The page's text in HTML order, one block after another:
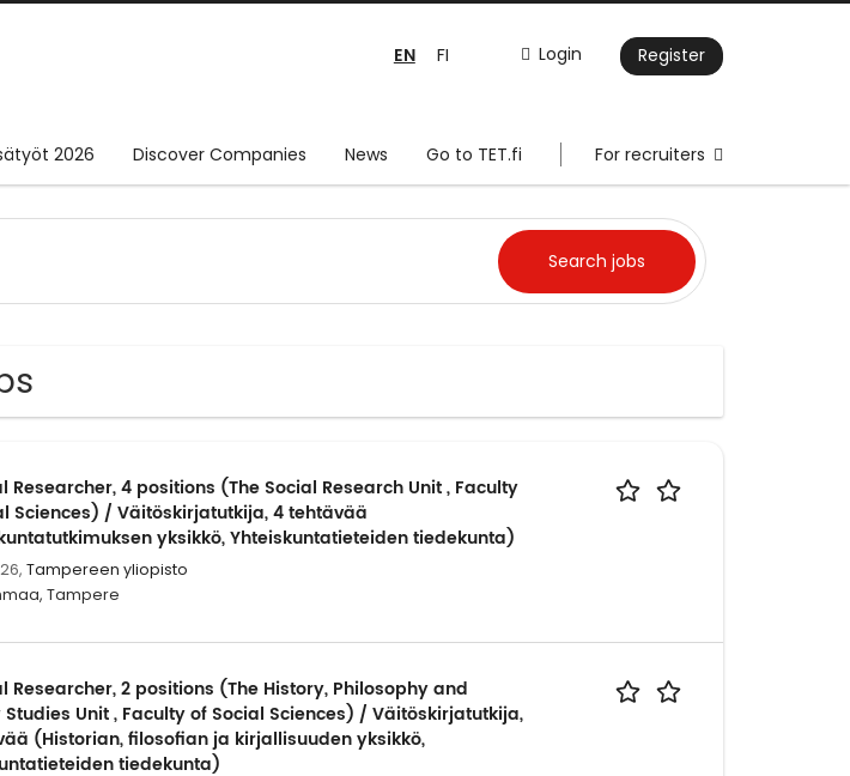
Login Register
EN FI
2026 Discover Companies News Go to TET.fi For recruiters
Researcher, 4 positions (The Social Research Unit , Faculty
Sciences) / Väitöskirjatutkija, 4 tehtävää
yksikkö, Yhteiskuntatieteiden tiedekunta)
Tampereen yliopisto
Tampere
Researcher, 2 positions (The History, Philosophy and
Studies Unit , Faculty of Social Sciences) / Väitöskirjatutkija,
(Historian, filosofian ja kirjallisuuden yksikkö,
tiedekunta)